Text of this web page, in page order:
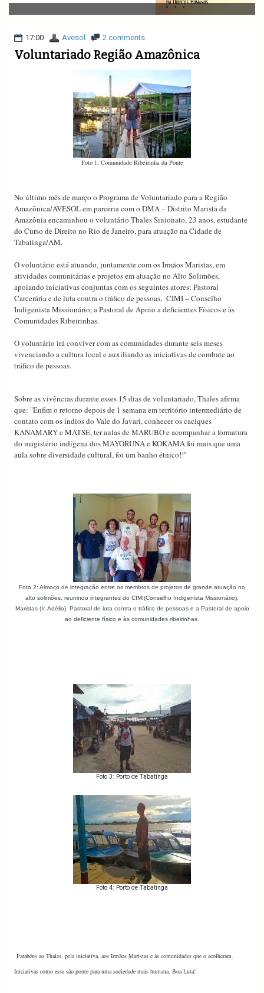
v
i
a
i
o
n
17:00 Avesol 2 comments
Voluntariado Região Amazônica
Foto 1: Comunidade Ribeirinha da Ponte
No último mês de março o Programa de Voluntariado para a Região
Amazônica/AVESOL em parceria com o DMA – Distrito Marista da
Amazônia encaminhou o voluntário Thales Sinionato, 23 anos, estudante
do Curso de Direito no Rio de Janeiro, para atuação na Cidade de
Tabatinga/AM.
O voluntário está atuando, juntamente com os Irmãos Maristas, em
atividades comunitárias e projetos em atuação no Alto Solimões,
apoiando iniciativas conjuntas com os seguintes atores: Pastoral
Carcerária e de luta contra o tráfico de pessoas, CIMI – Conselho
Indigenista Missionário, a Pastoral de Apoio a deficientes Físicos e às
Comunidades Ribeirinhas.
O voluntário irá conviver com as comunidades durante seis meses
vivenciando a cultura local e auxiliando as iniciativas de combate ao
tráfico de pessoas.
Sobre as vivências durante esses 15 dias de voluntariado, Thales afirma
que: "Enfim o retorno depois de 1 semana em território intermediário de
contato com os índios do Vale do Javari, conhecer os caciques
KANAMARY e MATSE, ter aulas de MARUBO e acompanhar a formatura
do magistério indígena dos MAYORUNA e KOKAMA foi mais que uma
aula sobre diversidade cultural, foi um banho étnico!!"
Foto 2: Almoço de integração entre os membros de projetos de grande atuação no
alto solimões, reunindo integrantes do CIMI(Conselho Indigenista Missionário),
Maristas (Ir, Adélio), Pastoral de luta contra o tráfico de pessoas e a Pastoral de apoio
ao deficiente físico e às comunidades ribeirinhas.
Foto 3: Porto de Tabatinga
Foto 4: Porto de Tabatinga
Parabéns ao Thales, pela iniciativa, aos Irmãos Maristas e às comunidades que o acolheram.
Iniciativas como essa são ponte para uma sociedade mais humana. Boa Luta!